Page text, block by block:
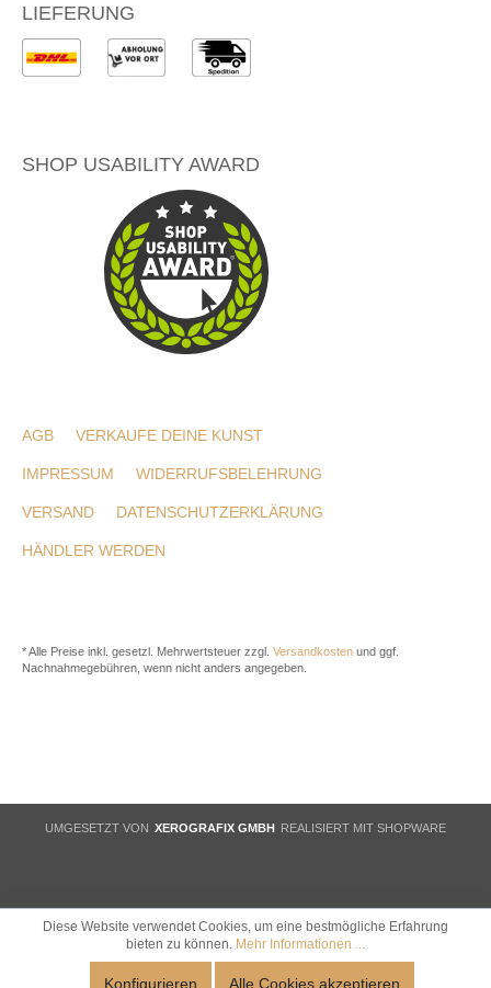
LIEFERUNG
SHOP USABILITY AWARD
AGB VERKAUFE DEINE KUNST
IMPRESSUM WIDERRUFSBELEHRUNG
VERSAND DATENSCHUTZERKLÄRUNG
HÄNDLER WERDEN
* Alle Preise inkl. gesetzl. Mehrwertsteuer zzgl. Versandkosten und ggf.
Nachnahmegebühren, wenn nicht anders angegeben.
UMGESETZT VON XEROGRAFIX GMBH REALISIERT MIT SHOPWARE
Diese Website verwendet Cookies, um eine bestmögliche Erfahrung
bieten zu können. Mehr Informationen ...
Konfigurieren Alle Cookies akzeptieren